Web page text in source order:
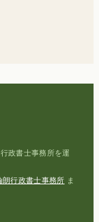
政書士事務所を運
朗行政書士事務所 ま